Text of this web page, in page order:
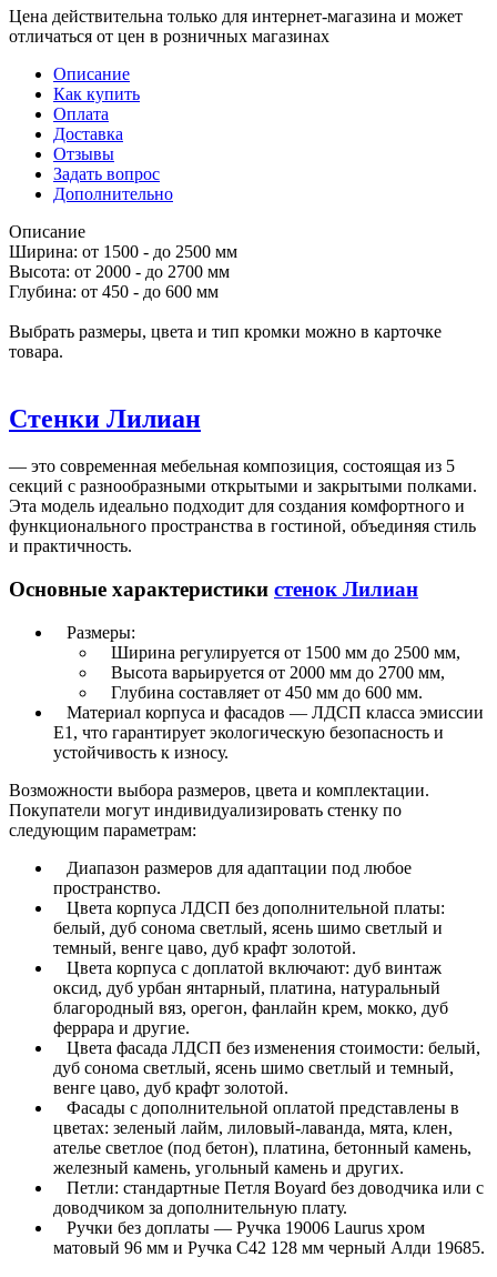
Цена действительна только для интернет-магазина и может
отличаться от цен в розничных магазинах
Описание
Как купить
Оплата
Доставка
Отзывы
Задать вопрос
Дополнительно
Описание
Ширина: от 1500 - до 2500 мм
Высота: от 2000 - до 2700 мм
Глубина: от 450 - до 600 мм
Выбрать размеры, цвета и тип кромки можно в карточке
товара.
Стенки Лилиан
— это современная мебельная композиция, состоящая из 5
секций с разнообразными открытыми и закрытыми полками.
Эта модель идеально подходит для создания комфортного и
функционального пространства в гостиной, объединяя стиль
и практичность.
Основные характеристики стенок Лилиан
Размеры:
Ширина регулируется от 1500 мм до 2500 мм,
Высота варьируется от 2000 мм до 2700 мм,
Глубина составляет от 450 мм до 600 мм.
Материал корпуса и фасадов — ЛДСП класса эмиссии
Е1, что гарантирует экологическую безопасность и
устойчивость к износу.
Возможности выбора размеров, цвета и комплектации.
Покупатели могут индивидуализировать стенку по
следующим параметрам:
Диапазон размеров для адаптации под любое
пространство.
Цвета корпуса ЛДСП без дополнительной платы:
белый, дуб сонома светлый, ясень шимо светлый и
темный, венге цаво, дуб крафт золотой.
Цвета корпуса с доплатой включают: дуб винтаж
оксид, дуб урбан янтарный, платина, натуральный
благородный вяз, орегон, фанлайн крем, мокко, дуб
феррара и другие.
Цвета фасада ЛДСП без изменения стоимости: белый,
дуб сонома светлый, ясень шимо светлый и темный,
венге цаво, дуб крафт золотой.
Фасады с дополнительной оплатой представлены в
цветах: зеленый лайм, лиловый-лаванда, мята, клен,
ателье светлое (под бетон), платина, бетонный камень,
железный камень, угольный камень и других.
Петли: стандартные Петля Boyard без доводчика или с
доводчиком за дополнительную плату.
Ручки без доплаты — Ручка 19006 Laurus хром
матовый 96 мм и Ручка С42 128 мм черный Алди 19685.